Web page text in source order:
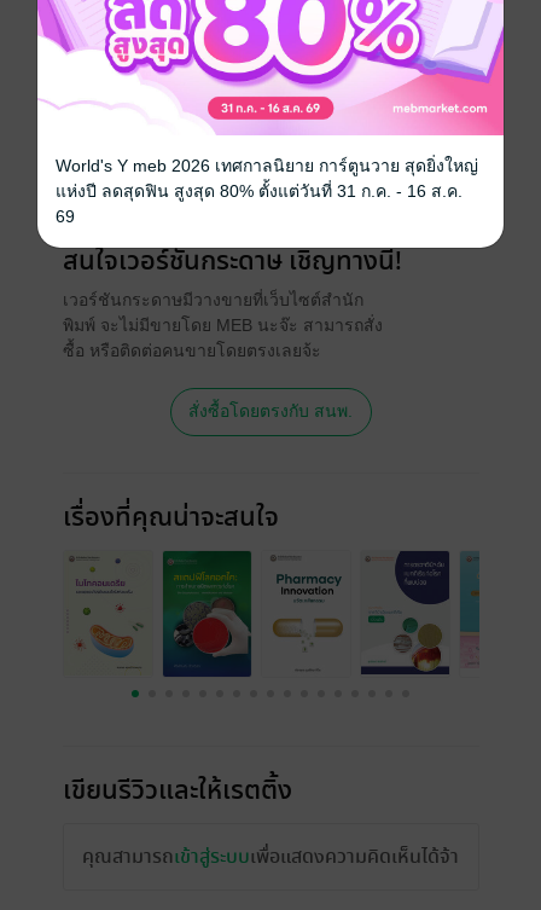
ประเภทไฟล์ pdf
วันที่วางขาย 28 พฤศจิกายน 2566
284 หน้า
ราคาปก 320 บาท (ประหยัด 25%)
สนใจเวอร์ชันกระดาษ เชิญทางนี้!
เวอร์ชันกระดาษมีวางขายที่เว็บไซต์สำนัก
พิมพ์ จะไม่มีขายโดย MEB นะจ๊ะ สามารถสั่ง
ซื้อ หรือติดต่อคนขายโดยตรงเลยจ้ะ
สั่งซื้อโดยตรงกับ สนพ.
เรื่องที่คุณน่าจะสนใจ
เขียนรีวิวและให้เรตติ้ง
คุณสามารถเข้าสู่ระบบเพื่อแสดงความคิดเห็นได้จ้า
World's Y meb 2026 เทศกาลนิยาย การ์ตูนวาย สุดยิ่งใหญ่
แห่งปี ลดสุดฟิน สูงสุด 80% ตั้งแต่วันที่ 31 ก.ค. - 16 ส.ค.
69